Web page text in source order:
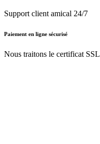
Support client amical 24/7
Paiement en ligne sécurisé
Nous traitons le certificat SSL